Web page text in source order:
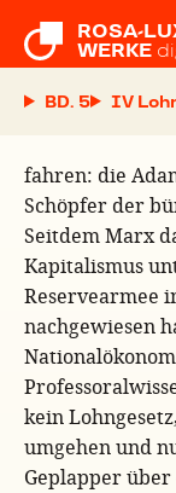
ROSA-
WERKE
BD. 5 IV
fahren: die
Schöpfer der
Seitdem Marx
Kapitalismus
Reservearmee
nachgewiesen
kein
umgehen und
Geplapper